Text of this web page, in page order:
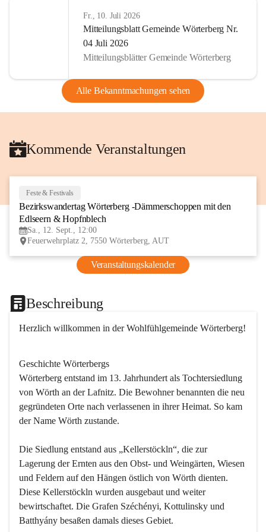
Fr., 10. Juli 2026
Mitteilungsblatt Gemeinde Wörterberg Nr.
04 Juli 2026
Mitteilungsblätter Gemeinde Wörterberg
Alle Bekanntmachungen sehen
Kommende Veranstaltungen
Feste & Festivals
Bezirkswandertag Wörterberg -Dämmerschoppen mit den
Edlseern & Hopfnblech
Sa., 12. Sept., 12:00
Feuerwehrplatz 2, 7550 Wörterberg, AUT
Veranstaltungskalender
Beschreibung
Herzlich willkommen in der Wohlfühlgemeinde Wörterberg!
Geschichte Wörterbergs
Wörterberg entstand im 13. Jahrhundert als Tochtersiedlung
von Wörth an der Lafnitz. Die Bewohner benannten die neu
gegründeten Orte nach verlassenen in ihrer Heimat. So kam
der Name Wörth zustande.
Die Siedlung entstand aus „Kellerstöckln“, die zur
Lagerung der Ernten aus den Obst- und Weingärten, Wiesen
und Feldern auf den Hängen östlich von Wörth dienten.
Diese Kellerstöckln wurden ausgebaut und weiter
bewirtschaftet. Die Grafen Széchényi, Kottulinsky und
Batthyány besaßen damals dieses Gebiet.